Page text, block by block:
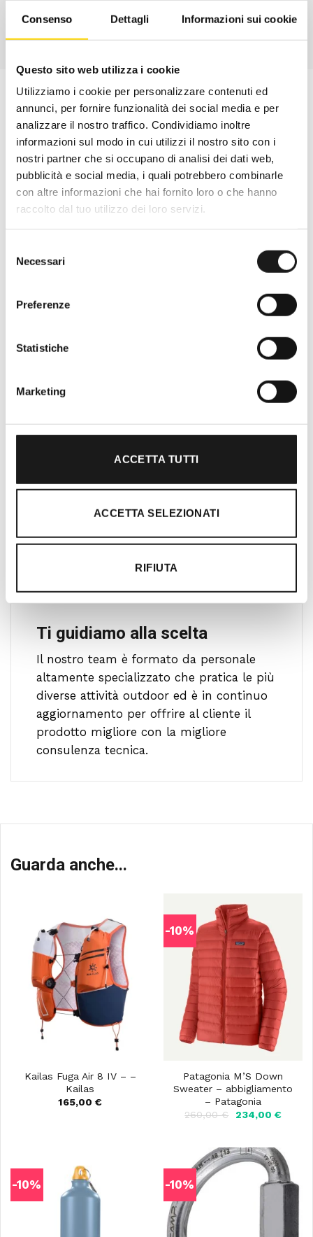
Consenso Dettagli Informazioni sui cookie
Questo sito web utilizza i cookie
Utilizziamo i cookie per personalizzare contenuti ed
annunci, per fornire funzionalità dei social media e per
analizzare il nostro traffico. Condividiamo inoltre
informazioni sul modo in cui utilizzi il nostro sito con i
nostri partner che si occupano di analisi dei dati web,
pubblicità e social media, i quali potrebbero combinarle
con altre informazioni che hai fornito loro o che hanno
raccolto dal tuo utilizzo dei loro servizi.
delNecessari
Preferenze
Statistiche
Marketing
ACCETTA TUTTI
ACCETTA SELEZIONATI
RIFIUTA
Nato nel 1990 con il nome di Rifugio
Lazio. Da sempre soddisfiamo i nostri
l’acquisto un’esperienza formativa e
Ti guidiamo alla scelta
Il nostro team è formato da personale
altamente specializzato che pratica le più
diverse attività outdoor ed è in continuo
aggiornamento per offrire al cliente il
prodotto migliore con la migliore
consulenza tecnica.
Guarda anche...
Kailas Fuga Air 8 IV – –
Kailas
165,00 €
-10%
Patagonia M’S Down
Sweater – abbigliamento
– Patagonia
260,00€
Il
260,00 €.
234,00 €Il
-10% -10%